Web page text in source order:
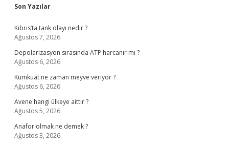
Sidebar
Son Yazılar
Kıbrıs’ta tank olayı nedir ?
Ağustos 7, 2026
Depolarizasyon sırasında ATP harcanır mı ?
Ağustos 6, 2026
Kumkuat ne zaman meyve veriyor ?
Ağustos 6, 2026
Avene hangi ülkeye aittir ?
Ağustos 5, 2026
Anafor olmak ne demek ?
Ağustos 3, 2026